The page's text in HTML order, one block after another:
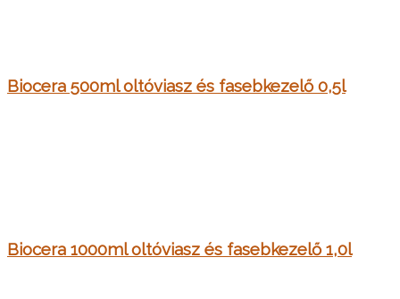
Biocera 500ml oltóviasz és fasebkezelő 0,5l
Biocera 1000ml oltóviasz és fasebkezelő 1,0l